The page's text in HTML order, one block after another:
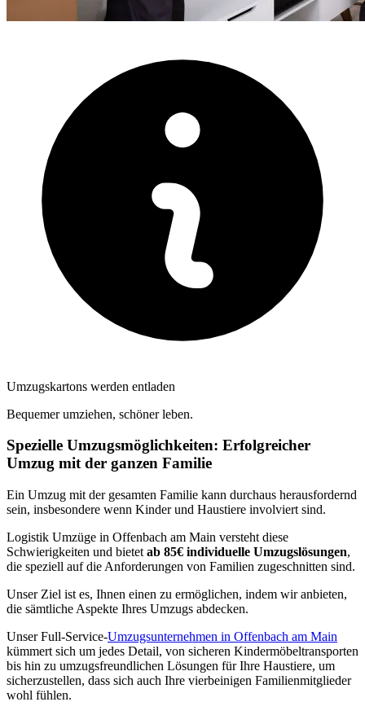
Umzugskartons werden entladen
Bequemer umziehen, schöner leben.
Spezielle Umzugsmöglichkeiten: Erfolgreicher
Umzug mit der ganzen Familie
Ein Umzug mit der gesamten Familie kann durchaus herausfordernd
sein, insbesondere wenn Kinder und Haustiere involviert sind.
Logistik Umzüge in Offenbach am Main versteht diese
Schwierigkeiten und bietet ab 85€ individuelle Umzugslösungen,
die speziell auf die Anforderungen von Familien zugeschnitten sind.
Unser Ziel ist es, Ihnen einen zu ermöglichen, indem wiranbieten,
die sämtliche Aspekte Ihres Umzugs abdecken.
Unser Full-Service-Umzugsunternehmen in Offenbach am Main
kümmert sich um jedes Detail, von sicheren Kindermöbeltransporten
bis hin zu umzugsfreundlichen Lösungen für Ihre Haustiere, um
sicherzustellen, dass sich auch Ihre vierbeinigen Familienmitglieder
wohl fühlen.